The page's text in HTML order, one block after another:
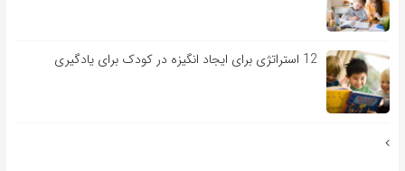
12 استراتژی برای ایجاد انگیزه در کودک برای یادگیری